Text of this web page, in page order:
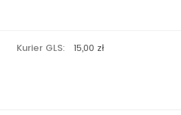
Kurier GLS:
15,00 zł